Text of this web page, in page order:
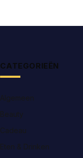
CATEGORIEËN
Algemeen
Beauty
Cadeau
Eten & Drinken